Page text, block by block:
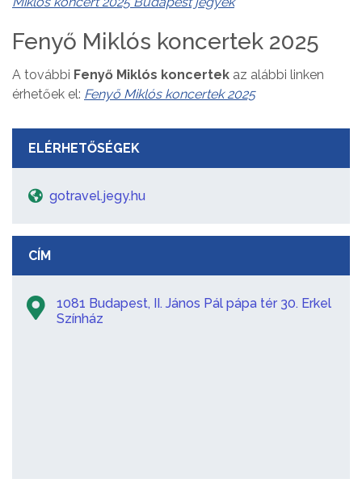
Fenyő Miklós koncertek 2025
A további Fenyő Miklós koncertek az alábbi linken
érhetőek el: Fenyő Miklós koncertek 2025
ELÉRHETŐSÉGEK
gotravel.jegy.hu
CÍM
1081 Budapest, II. János Pál pápa tér 30. Erkel
Színház